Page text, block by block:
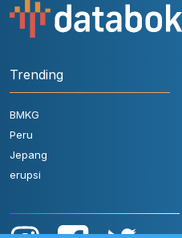
Trending
BMKG
Peru
Jepang
erupsi